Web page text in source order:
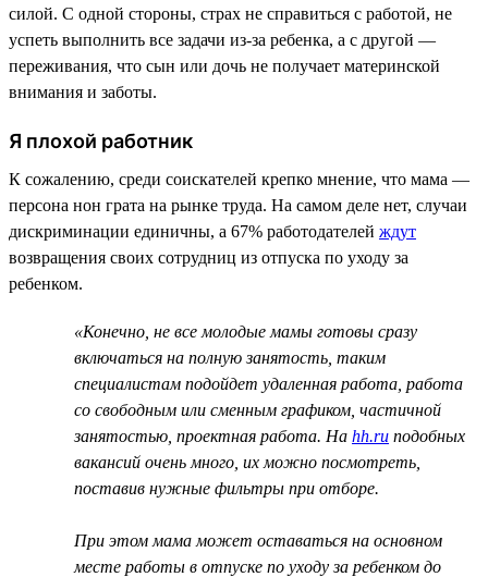
силой. С одной стороны, страх не справиться с работой, не
успеть выполнить все задачи из-за ребенка, а с другой —
переживания, что сын или дочь не получает материнской
внимания и заботы.
Я плохой работник
К сожалению, среди соискателей крепко мнение, что мама —
персона нон грата на рынке труда. На самом деле нет, случаи
дискриминации единичны, а 67% работодателей ждут
возвращения своих сотрудниц из отпуска по уходу за
ребенком.
«Конечно, не все молодые мамы готовы сразу
включаться на полную занятость, таким
специалистам подойдет удаленная работа, работа
со свободным или сменным графиком, частичной
занятостью, проектная работа. На hh.ru подобных
вакансий очень много, их можно посмотреть,
поставив нужные фильтры при отборе.
При этом мама может оставаться на основном
месте работы в отпуске по уходу за ребенком до